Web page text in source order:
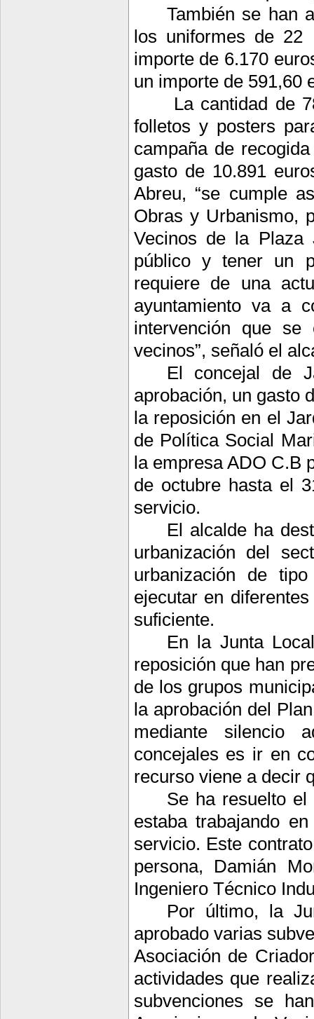
También se han
los uniformes de 22
importe de 6.170
un importe de 591,60
La cantidad de
folletos y posters
campaña de
gasto de 10.891
Abreu, “se cumple
Obras y Urbanismo,
Vecinos de la
público y tener un
requiere de una
ayuntamiento va a
intervención que se
vecinos”, señaló el
El concejal de
aprobación, un gasto
la reposición en el
de Política Social
la empresa ADO C.B
de octubre hasta el
servicio.
El alcalde ha
urbanización del
urbanización de
ejecutar en
suficiente.
En la Junta
reposición que han
de los grupos
la aprobación del
mediante silencio
concejales es ir en
recurso viene a decir
Se ha resuelto el
estaba trabajando
servicio. Este
persona, Damián
Ingeniero Técnico
Por último, la
aprobado varias
Asociación de
actividades que
subvenciones se